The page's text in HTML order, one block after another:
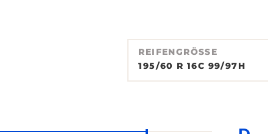
REIFENGRÖSSE
195/60 R 16C 99/97H